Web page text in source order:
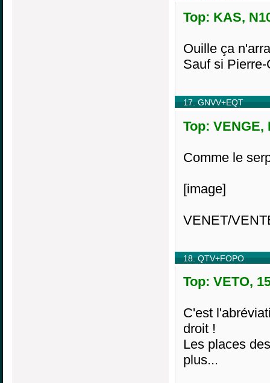
Top: KAS,
Ouille ça
Sauf si
17. GNVV+EQT
Top: VENGE,
Comme le
[image]
VENET/
18. QTV+FOPO
Top: VETO,
C'est
droit !
Les places
plus...